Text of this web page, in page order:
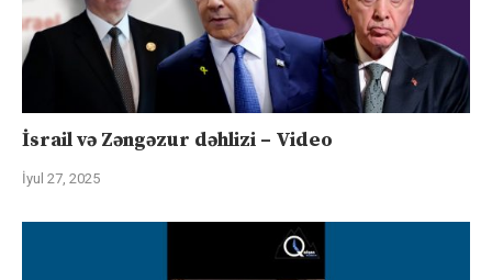
İsrail və Zəngəzur dəhlizi – Video
İyul 27, 2025